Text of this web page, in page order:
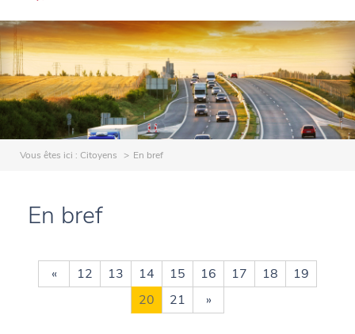
Vous êtes ici : Citoyens En bref
En bref
« 12 13 14 15 16 17 18
19
20
21 »